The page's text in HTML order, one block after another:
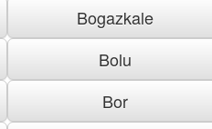
Bogazkale
Bolu
Bor